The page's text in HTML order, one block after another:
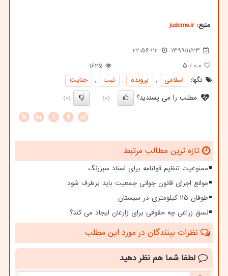
منبع: judcms.ir
1399/11/23
22:56:22
0.0 / ۵
1625
تگها:
اسلامی , پرونده , ثبت ,
جنایت
مطلب را می پسندید؟
(0)
(0)
X
تازه ترین مطالب مرتبط
ممنوعیت تنظیم قولنامه برای اسناد سبزرنگ
موانع اجرای قانون جوانی جمعیت باید برطرف شود
طوفان ۱۱۵ کیلومتری در سیستان
نسق زراعی چه حقوقی برای زارعان ایجاد می کند؟
نظرات بینندگان در مورد این مطلب
لطفا شما هم نظر دهید